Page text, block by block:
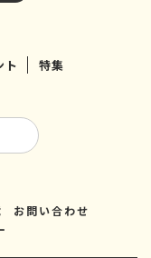
ト 特集
お問い合わせ